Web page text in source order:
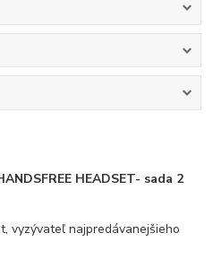
HEADSET- sada 2
vyzývateľ najpredávanejšieho